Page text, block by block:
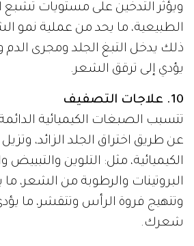
ويؤثر التدخين على مستويات تشبع
الطبيعية، ما يحد من عملية نمو
ذلك يدخل التبغ الجلد ومجرى
يؤدي إلى ترقق الشعر.
10. علاجات التصفيف
تتسبب الصبغات الكيميائية
عن طريق اختراق الجلد الزائد،
الكيميائية، مثل: التلوين والتبييض
البروتينات والرطوبة من الشعر،
وتتهيج فروة الرأس وتتقشر، ما
شعرك.